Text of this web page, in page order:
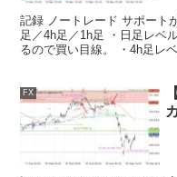
記録 ノートレード サポート
足／4h足／1h足 ・日足レベ
るので買い目線。 ・4h足レ
FX